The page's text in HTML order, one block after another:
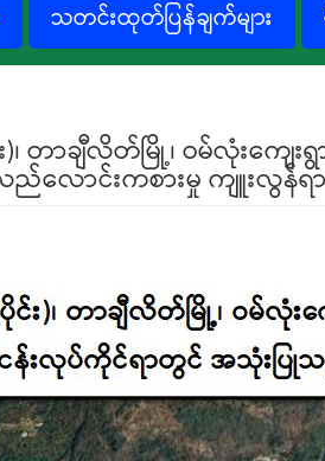
သတင်းထုတ်ပြန်ချက်များ
)၊ တာချီလိတ်မြို့၊ ဝမ်လုံးက
လောင်းကစားမှု ကျူးလွန်ရာ